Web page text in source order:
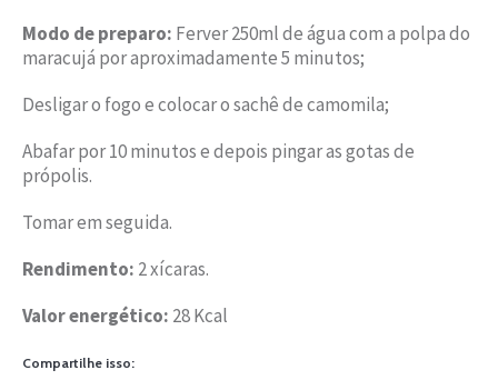
Modo de preparo: Ferver 250ml de água com a polpa do
maracujá por aproximadamente 5 minutos;
Desligar o fogo e colocar o sachê de camomila;
Abafar por 10 minutos e depois pingar as gotas de
própolis.
Tomar em seguida.
Rendimento: 2 xícaras.
Valor energético: 28 Kcal
Compartilhe isso: